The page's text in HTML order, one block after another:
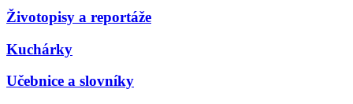
Životopisy a reportáže
Kuchárky
Učebnice a slovníky